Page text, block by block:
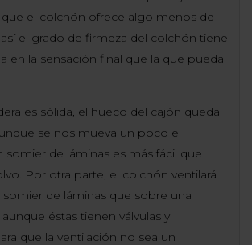
que el colchón ofrece algo menos de
el grado de firmeza del colchón tiene
en la sensación final que la que pueda
es sólida, el hueco del cajón queda
se nos mueva un poco el
somier de láminas es más fácil que
Por otra parte, el colchón ventilará
de láminas que sobre una
éstas tienen válvulas y
que la ventilación no sea un